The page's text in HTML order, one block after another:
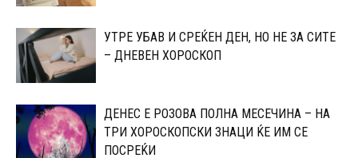
УТРЕ УБАВ И СРЕЌЕН ДЕН, НО НЕ ЗА СИТЕ
– ДНЕВЕН ХОРОСКОП
ДЕНЕС Е РОЗОВА ПОЛНА МЕСЕЧИНА – НА
ТРИ ХОРОСКОПСКИ ЗНАЦИ ЌЕ ИМ СЕ
ПОСРЕЌИ